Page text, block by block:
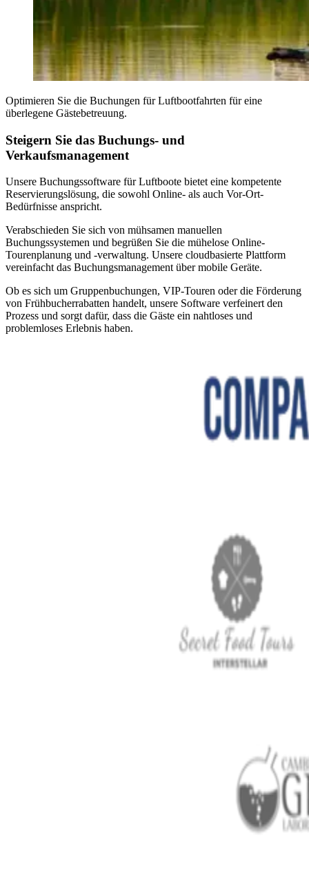
Optimieren Sie die Buchungen für Luftbootfahrten für eine
überlegene Gästebetreuung.
Steigern Sie das Buchungs- und
Verkaufsmanagement
Unsere Buchungssoftware für Luftboote bietet eine kompetente
Reservierungslösung, die sowohl Online- als auch Vor-Ort-
Bedürfnisse anspricht.
Verabschieden Sie sich von mühsamen manuellen
Buchungssystemen und begrüßen Sie die mühelose Online-
Tourenplanung und -verwaltung. Unsere cloudbasierte Plattform
vereinfacht das Buchungsmanagement über mobile Geräte.
Ob es sich um Gruppenbuchungen, VIP-Touren oder die Förderung
von Frühbucherrabatten handelt, unsere Software verfeinert den
Prozess und sorgt dafür, dass die Gäste ein nahtloses und
problemloses Erlebnis haben.